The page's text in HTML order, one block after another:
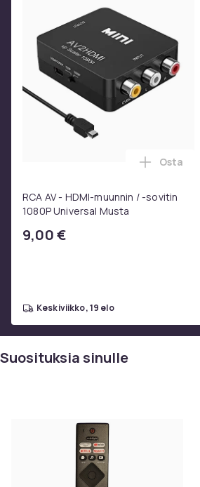
RCA AV - HDMI-muunnin / -sovitin
1080P Universal Musta
9,00 €
Lisää
Osta
keskiviikko, 19 elo
Suosituksia sinulle